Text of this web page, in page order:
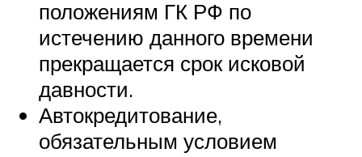
положениям ГК РФ по
истечению данного времени
прекращается срок исковой
давности.
Автокредитование,
обязательным условием